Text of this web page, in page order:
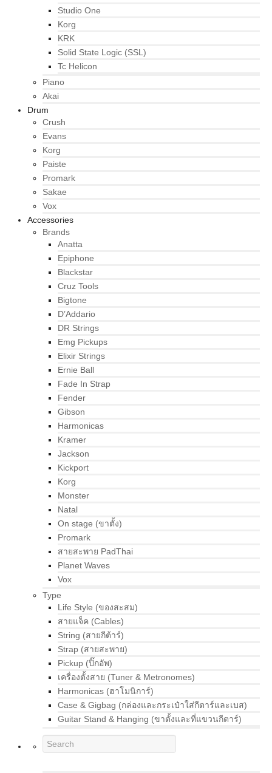
Studio One
Korg
KRK
Solid State Logic (SSL)
Tc Helicon
Piano
Akai
Drum
Crush
Evans
Korg
Paiste
Promark
Sakae
Vox
Accessories
Brands
Anatta
Epiphone
Blackstar
Cruz Tools
Bigtone
D’Addario
DR Strings
Emg Pickups
Elixir Strings
Ernie Ball
Fade In Strap
Fender
Gibson
Harmonicas
Kramer
Jackson
Kickport
Korg
Monster
Natal
On stage (ขาตั้ง)
Promark
สายสะพาย PadThai
Planet Waves
Vox
Type
Life Style (ของสะสม)
สายแจ็ค (Cables)
String (สายกีต้าร์)
Strap (สายสะพาย)
Pickup (ปิ๊กอัพ)
เครื่องตั้งสาย (Tuner & Metronomes)
Harmonicas (ฮาโมนิการ์)
Case & Gigbag (กล่องและกระเป๋าใส่กีตาร์และเบส)
Guitar Stand & Hanging (ขาตั้งและที่แขวนกีตาร์)